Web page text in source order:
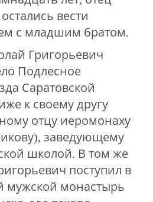
вести
с младшим братом.
Григорьевич
Подлесное
Саратовской
к своему другу
отцу иеромонаху
заведующему
школой. В том же
поступил в
мужской монастырь